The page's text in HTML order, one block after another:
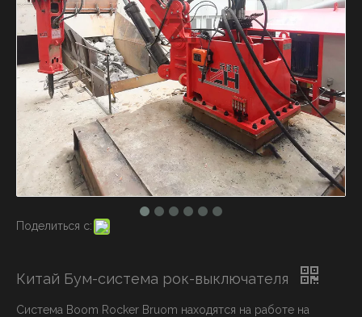
Поделиться с:
Китай Бум-система рок-выключателя
Система Boom Rocker Bruom находятся на работе на